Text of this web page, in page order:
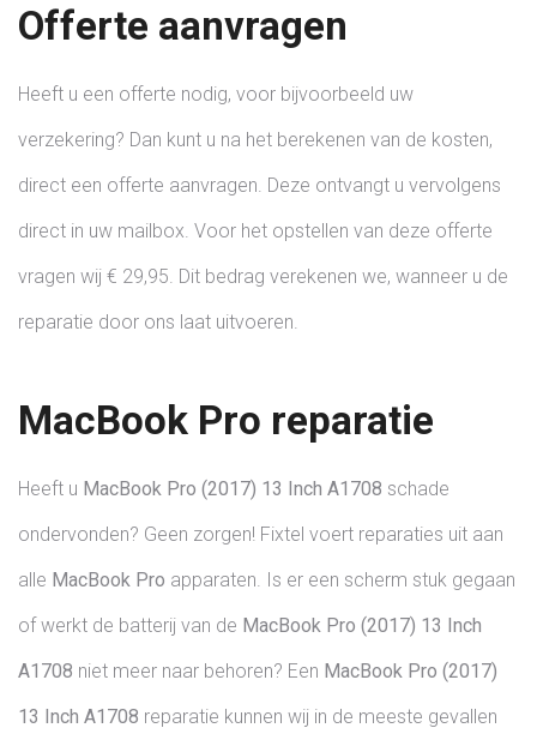
Offerte aanvragen
Heeft u een offerte nodig, voor bijvoorbeeld uw
verzekering? Dan kunt u na het berekenen van de kosten,
direct een offerte aanvragen. Deze ontvangt u vervolgens
direct in uw mailbox. Voor het opstellen van deze offerte
vragen wij € 29,95. Dit bedrag verekenen we, wanneer u de
reparatie door ons laat uitvoeren.
MacBook Pro reparatie
Heeft u MacBook Pro (2017) 13 Inch A1708 schade
ondervonden? Geen zorgen! Fixtel voert reparaties uit aan
alle MacBook Pro apparaten. Is er een scherm stuk gegaan
of werkt de batterij van de MacBook Pro (2017) 13 Inch
A1708 niet meer naar behoren? Een MacBook Pro (2017)
13 Inch A1708 reparatie kunnen wij in de meeste gevallen